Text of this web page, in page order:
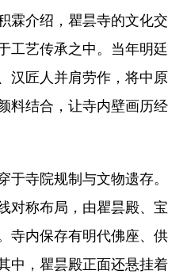
介绍，瞿昙寺的文化交
工艺传承之中。当年明廷
汉匠人并肩劳作，将中原
料结合，让寺内壁画历经
寺院规制与文物遗存。
对称布局，由瞿昙殿、宝
寺内保存有明代佛座、供
中，瞿昙殿正面还悬挂着